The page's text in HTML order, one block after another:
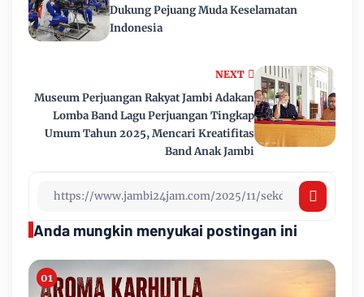
NEXT
Museum Perjuangan Rakyat Jambi Adakan
Lomba Band Lagu Perjuangan Tingkap
Umum Tahun 2025, Mencari Kreatifitas
Band Anak Jambi
Dukung Pejuang Muda Keselamatan
Indonesia
Anda mungkin menyukai postingan ini